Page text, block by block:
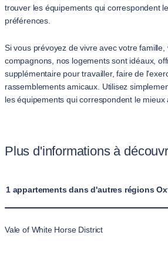
trouver les équipements qui correspondent
préférences.
Si vous prévoyez de vivre avec votre
compagnons, nos logements sont idéaux,
supplémentaire pour travailler, faire de
rassemblements amicaux. Utilisez
les équipements qui correspondent le mieux
Plus d'informations à
1 appartements dans d'autres régions
Vale of White Horse District